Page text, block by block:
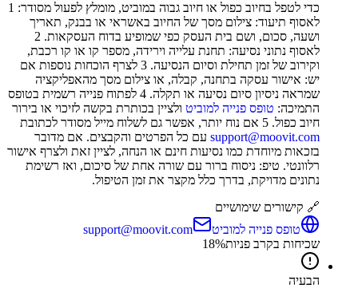
כדי לטפל בחיוב כפול או חיוב גבוה במוביט, מומלץ לפעול מסודר: 1
לאסוף תיעוד: צילום מסך של החיוב באשראי או בבנק, תאריך
ושעה, סכום, ושם בית העסק כפי שמופיע בדוח העסקאות. 2
לאסוף נתוני נסיעה: תחנת עלייה וירידה, מספר קו או קו רכבת,
וקירוב של זמן תחילת וסיום הנסיעה. 3 לצרף הוכחות נוספות אם
יש: אישור עסקה בתחנה, קבלה, או צילום מסך מהאפליקציה
שמראה ניסיון סיום נסיעה או תקלה. 4 לפתוח פנייה רשמית בטופס
התמיכה: טופס פנייה למוביט ולציין בכותרת בקשה לזיכוי או בירור
חיוב כפול. 5 אם נוח יותר, אפשר גם לשלוח מייל מסודר לכתובת
support@moovit.com עם כל הפרטים והקבצים. אם מדובר
בזכאות מיוחדת כמו נסיעות חינם או הנחה, לציין זאת ולצרף אישור
רלוונטי. טיפ: ניסוח ברור עם שורה אחת של סיכום, ואז רשימת
נתונים מדויקת, בדרך כלל מקצר את זמן הטיפול.
🔗 קישורים שימושיים
טופס פנייה למוביט
support@moovit.com
שכיחות בקרב פניות
18%
הבעיה